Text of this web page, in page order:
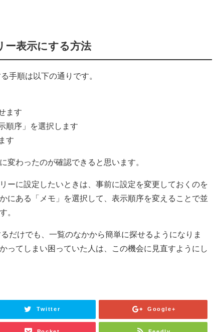
表示にする方法
手順は以下の通りです。
ます
順序」を選択します
す
変わったのが確認できると思います。
ーに設定したいときは、事前に設定を変更しておくのを
にある「メモ」を選択して、表示順序を変えることで並
。
だけでも、一覧のなかから簡単に探せるようになりま
ってしまい困っていた人は、この機会に見直すようにし
Twitter Google+